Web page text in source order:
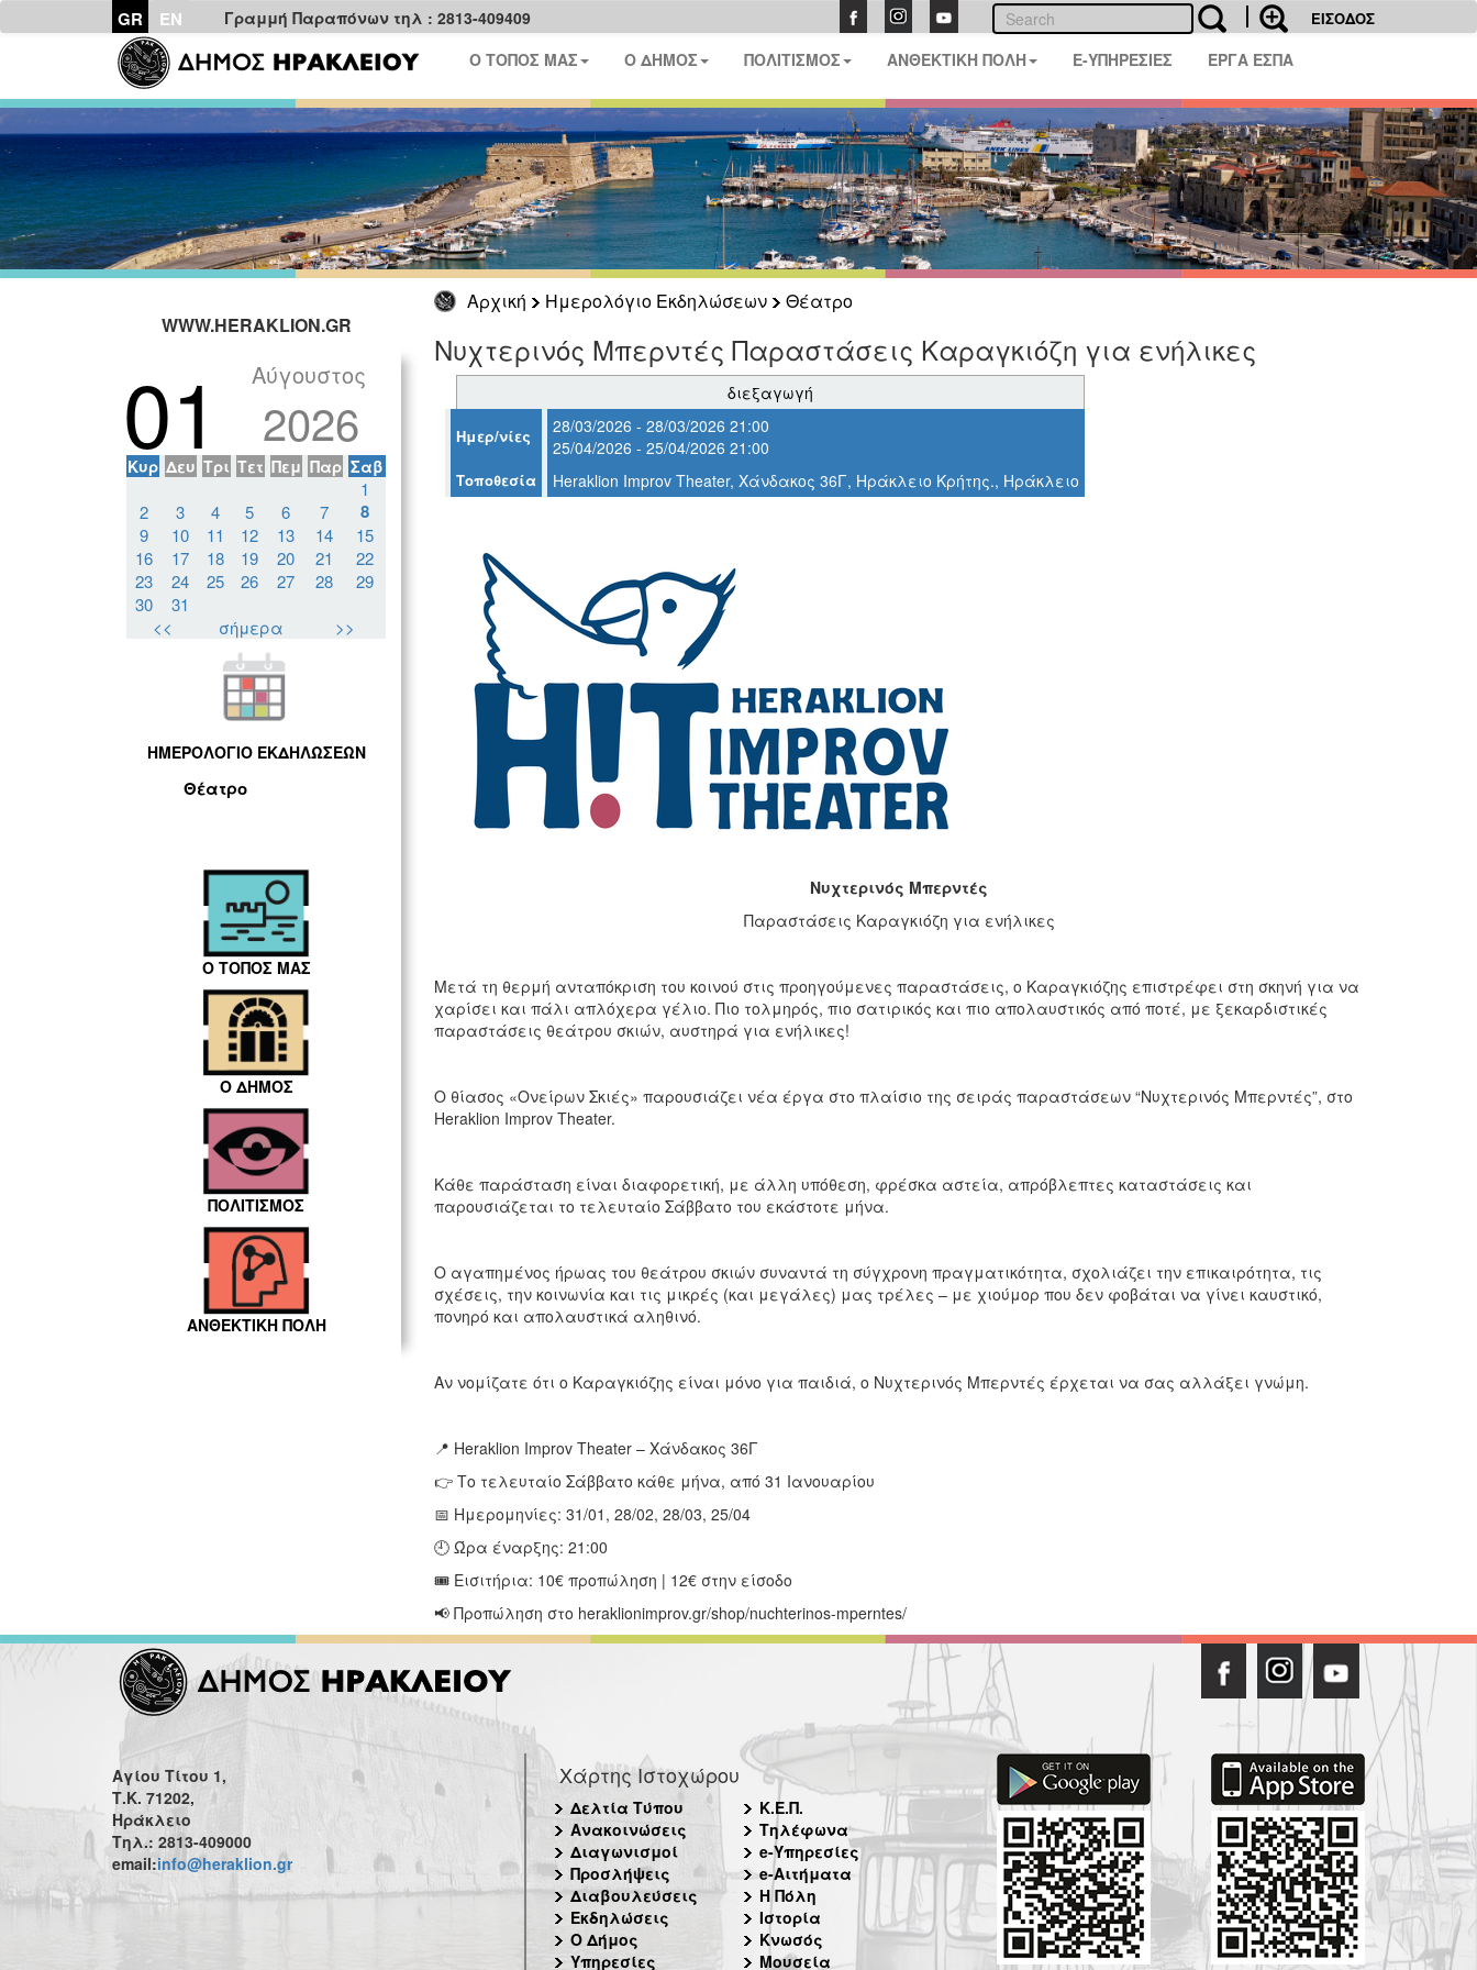
GR EN Γραμμή Παραπόνων τηλ : 2813-409409 ΕΙΣΟΔΟΣ
Ο ΤΟΠΟΣ ΜΑΣ Ο ΔΗΜΟΣ ΠΟΛΙΤΙΣΜΟΣ ΑΝΘΕΚΤΙΚΗ ΠΟΛΗ E-ΥΠΗΡΕΣΙΕΣ ΕΡΓΑ ΕΣΠΑ
Αρχική Ημερολόγιο Εκδηλώσεων
Θέατρο
WWW.HERAKLION.GR
01 Αύγουστος
2026
Κυρ Δευ Τρι Τετ Πεμ Παρ Σαβ
1
2
3 4 5 6 7 8
9 10 11 12 13 14
15
16
17 18 19 20 21
22
23
24 25 26 27 28
29
30
31
<<
σήμερα >>
ΗΜΕΡΟΛΟΓΙΟ ΕΚΔΗΛΩΣΕΩΝ
Θέατρο
Ο ΤΟΠΟΣ ΜΑΣ
Ο ΔΗΜΟΣ
ΠΟΛΙΤΙΣΜΟΣ
ΑΝΘΕΚΤΙΚΗ ΠΟΛΗ
Νυχτερινός Μπερντές Παραστάσεις Καραγκιόζη για ενήλικες
διεξαγωγή
Ημερ/νίες
28/03/2026 - 28/03/2026 21:00
25/04/2026 - 25/04/2026 21:00
Τοποθεσία Heraklion Improv Theater, Χάνδακος 36Γ, Ηράκλειο Κρήτης., Ηράκλειο
Νυχτερινός Μπερντές
Παραστάσεις Καραγκιόζη για ενήλικες
Μετά τη θερμή ανταπόκριση του κοινού στις προηγούμενες παραστάσεις, ο Καραγκιόζης επιστρέφει στη σκηνή για να
χαρίσει και πάλι απλόχερα γέλιο. Πιο τολμηρός, πιο σατιρικός και πιο απολαυστικός από ποτέ, με ξεκαρδιστικές
παραστάσεις θεάτρου σκιών, αυστηρά για ενήλικες!
Ο θίασος «Ονείρων Σκιές» παρουσιάζει νέα έργα στο πλαίσιο της σειράς παραστάσεων “Νυχτερινός Μπερντές”, στο
Heraklion Improv Theater.
Κάθε παράσταση είναι διαφορετική, με άλλη υπόθεση, φρέσκα αστεία, απρόβλεπτες καταστάσεις και
παρουσιάζεται το τελευταίο Σάββατο του εκάστοτε μήνα.
Ο αγαπημένος ήρωας του θεάτρου σκιών συναντά τη σύγχρονη πραγματικότητα, σχολιάζει την επικαιρότητα, τις
σχέσεις, την κοινωνία και τις μικρές (και μεγάλες) μας τρέλες – με χιούμορ που δεν φοβάται να γίνει καυστικό,
πονηρό και απολαυστικά αληθινό.
Αν νομίζατε ότι ο Καραγκιόζης είναι μόνο για παιδιά, ο Νυχτερινός Μπερντές έρχεται να σας αλλάξει γνώμη.
📍 Heraklion Improv Theater – Χάνδακος 36Γ
👉 Το τελευταίο Σάββατο κάθε μήνα, από 31 Ιανουαρίου
📅 Ημερομηνίες: 31/01, 28/02, 28/03, 25/04
🕘 Ώρα έναρξης: 21:00
🎟 Εισιτήρια: 10€ προπώληση | 12€ στην είσοδο
📢 Προπώληση στο heraklionimprov.gr/shop/nuchterinos-mperntes/
Αγίου Τίτου 1,
Τ.Κ. 71202,
Ηράκλειο
Τηλ.: 2813-409000
email:info@heraklion.gr
Χάρτης Ιστοχώρου
Δελτία Τύπου
Ανακοινώσεις
Διαγωνισμοί
Προσλήψεις
Διαβουλεύσεις
Εκδηλώσεις
Ο Δήμος
Υπηρεσίες
Κ.Ε.Π.
Τηλέφωνα
e-Υπηρεσίες
e-Αιτήματα
Η Πόλη
Ιστορία
Κνωσός
Μουσεία